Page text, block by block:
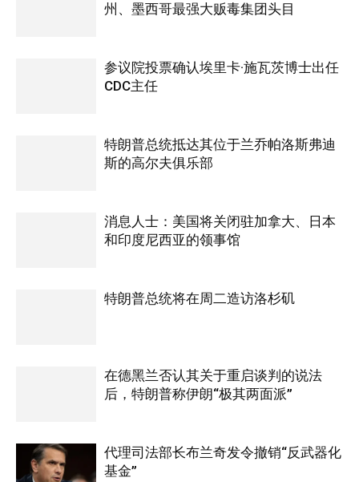
州、墨西哥最强大贩毒集团头目
参议院投票确认埃里卡·施瓦茨博士出任
CDC主任
特朗普总统抵达其位于兰乔帕洛斯弗迪
斯的高尔夫俱乐部
消息人士：美国将关闭驻加拿大、日本
和印度尼西亚的领事馆
特朗普总统将在周二造访洛杉矶
在德黑兰否认其关于重启谈判的说法
后，特朗普称伊朗“极其两面派”
代理司法部长布兰奇发令撤销“反武器化
基金”